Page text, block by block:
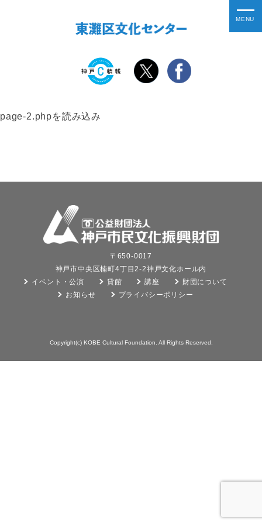
page-2.phpを読み込み
〒650-0017
神戸市中央区楠町4丁目2-2神戸文化ホール内
イベント・公演
貸館 講座
財団について
お知らせ
プライバシーポリシー
Copyright(c) KOBE Cultural Foundation. All Rights Reserved.